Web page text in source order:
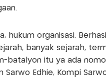
hukum organisasi.
banyak sejarah,
batalyon itu ya ada
Edhie, Kompi